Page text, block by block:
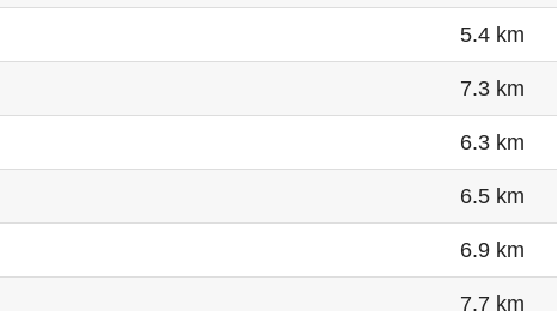
5.4 km
7.3 km
6.3 km
6.5 km
6.9 km
7.7 km